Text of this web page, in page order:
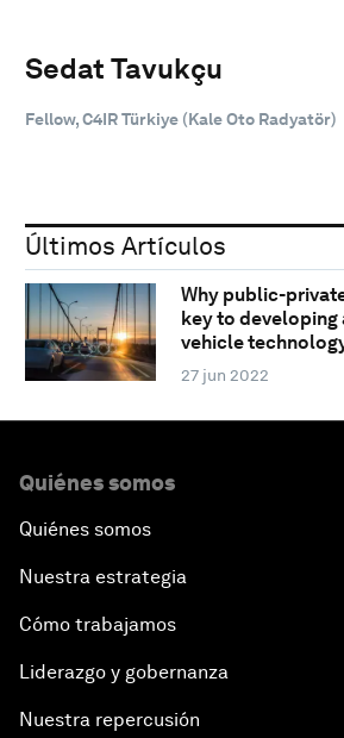
Sedat Tavukçu
Fellow, C4IR Türkiye (Kale Oto Radyatör)
Últimos Artículos
Why public-
key to
vehicle
27 jun 2022
Quiénes somos
Quiénes somos
Nuestra estrategia
Cómo trabajamos
Liderazgo y gobernanza
Nuestra repercusión